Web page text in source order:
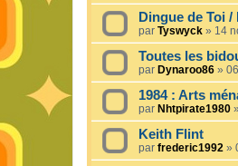
Dingue de Toi
par Tyswyck » 14
Toutes les
par Dynaroo86 »
1984 : Arts
par Nhtpirate1980 »
Keith Flint
par frederic1992 »